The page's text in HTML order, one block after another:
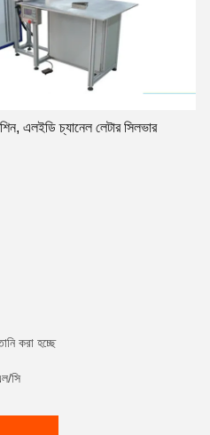
এলইডি চ্যানেল লেটার সিলভার
করা হচ্ছে
সি